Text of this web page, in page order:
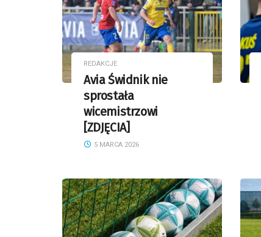
REDAKCJE
Avia Świdnik nie
sprostała
wicemistrzowi
[ZDJĘCIA]
5 MARCA 2026